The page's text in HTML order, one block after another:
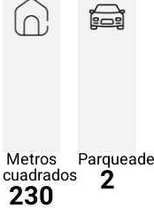
Metros
cuadrados
230 2